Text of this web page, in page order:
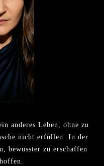
anderes Leben, ohne zu
nicht erfüllen. In der
bewusster zu erschaffen